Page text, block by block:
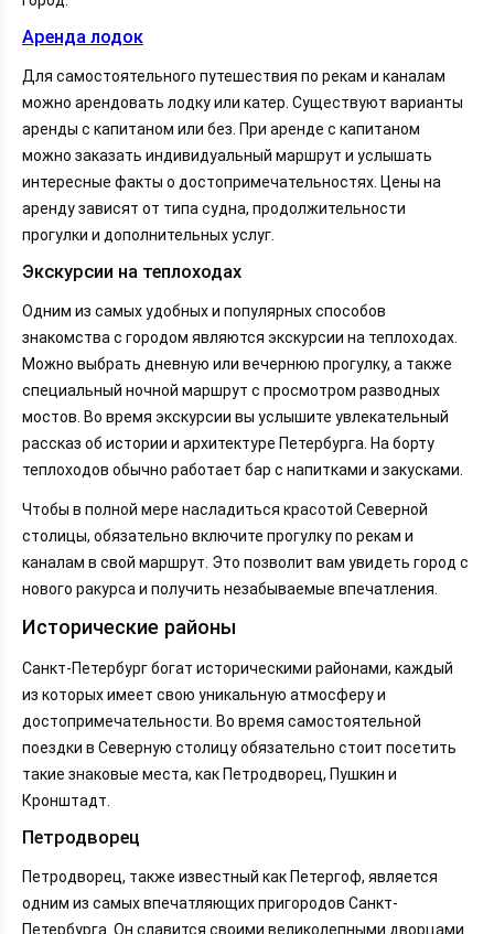
Аренда лодок
Для самостоятельного путешествия по рекам и каналам
можно арендовать лодку или катер. Существуют варианты
аренды с капитаном или без. При аренде с капитаном
можно заказать индивидуальный маршрут и услышать
интересные факты о достопримечательностях. Цены на
аренду зависят от типа судна, продолжительности
прогулки и дополнительных услуг.
Экскурсии на теплоходах
Одним из самых удобных и популярных способов
знакомства с городом являются экскурсии на теплоходах.
Можно выбрать дневную или вечернюю прогулку, а также
специальный ночной маршрут с просмотром разводных
мостов. Во время экскурсии вы услышите увлекательный
рассказ об истории и архитектуре Петербурга. На борту
теплоходов обычно работает бар с напитками и закусками.
Чтобы в полной мере насладиться красотой Северной
столицы, обязательно включите прогулку по рекам и
каналам в свой маршрут. Это позволит вам увидеть город с
нового ракурса и получить незабываемые впечатления.
Исторические районы
Санкт-Петербург богат историческими районами, каждый
из которых имеет свою уникальную атмосферу и
достопримечательности. Во время самостоятельной
поездки в Северную столицу обязательно стоит посетить
такие знаковые места, как Петродворец, Пушкин и
Кронштадт.
Петродворец
Петродворец, также известный как Петергоф, является
одним из самых впечатляющих пригородов Санкт-
Петербурга. Он славится своими великолепными дворцами